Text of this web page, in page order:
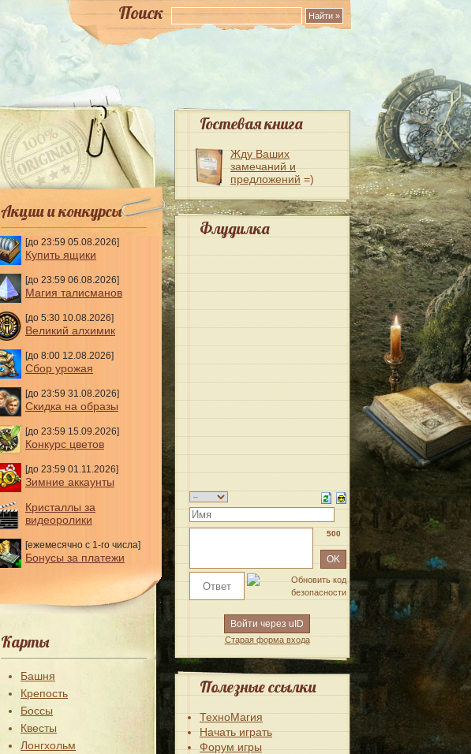
Поиск
Акции и конкурсы
[до 23:59 05.08.2026]
Купить ящики
[до 23:59 06.08.2026]
Магия талисманов
[до 5:30 10.08.2026]
Великий алхимик
[до 8:00 12.08.2026]
Сбор урожая
[до 23:59 31.08.2026]
Скидка на образы
[до 23:59 15.09.2026]
Конкурс цветов
[до 23:59 01.11.2026]
Зимние аккаунты
Кристаллы за
видеоролики
[ежемесячно с 1-го числа]
Бонусы за платежи
Карты
Башня
Крепость
Боссы
Квесты
Лонгхольм
Гостевая книга
Жду Ваших
замечаний и
предложений =)
Флудилка
500
Войти через uID
Старая форма входа
Полезные ссылки
ТехноМагия
Начать играть
Форум игры